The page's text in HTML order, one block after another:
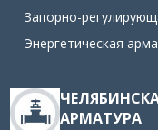
Запорно-
Энергетическая
АРМАТУРА